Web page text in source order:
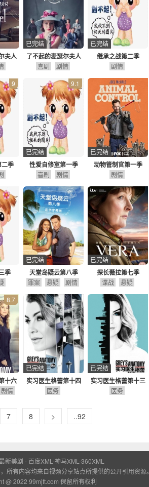
夫人
了不起的麦瑟尔夫人
第二季
已完结
喜剧 剧情
继承之战第二季
已完结
剧情
季
9
性爱自修室第一季
9.1
已完结
喜剧 剧情
动物管制官第一季
已完结
剧情
季 天堂岛疑云第八季
已完结
罪案 悬疑 剧情
探长薇拉第七季
已完结
谍战 悬疑
十六
8.7
剧情
实习医生格蕾第十四
季
已完结
医务
实习医生格蕾第十三
季
已完结
医务
7 8 > ..92
新美剧 - 百度XML -神马XML -360XML
所有内容均来自视频分享站点所提供的公开引用资源。
@ 2022 99mjtt.com 保留所有权利